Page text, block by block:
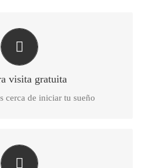
visita gratuita
cerca de iniciar tu sueño
sin compromiso
y explicarte cómo te podemos
a crear tu familia
ayudarte